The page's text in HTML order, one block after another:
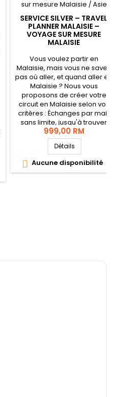
SERVICE SILVER – TRAVEL
PLANNER MALAISIE –
VOYAGE SUR MESURE
MALAISIE
Vous voulez partir en
Malaisie, mais vous ne savez
pas où aller, et quand aller en
Malaisie ? Nous vous
proposons de créer votre
circuit en Malaisie selon vos
critères : Échanges par mail,
sans limite, jusqu'à trouver
votre circuit. Vidéo
récapitulative du circuit
choisi. Nous resterons
joignables par mail, à tout
moment, avant votre séjour.
999,00 RM
Détails
 Aucune disponibilité